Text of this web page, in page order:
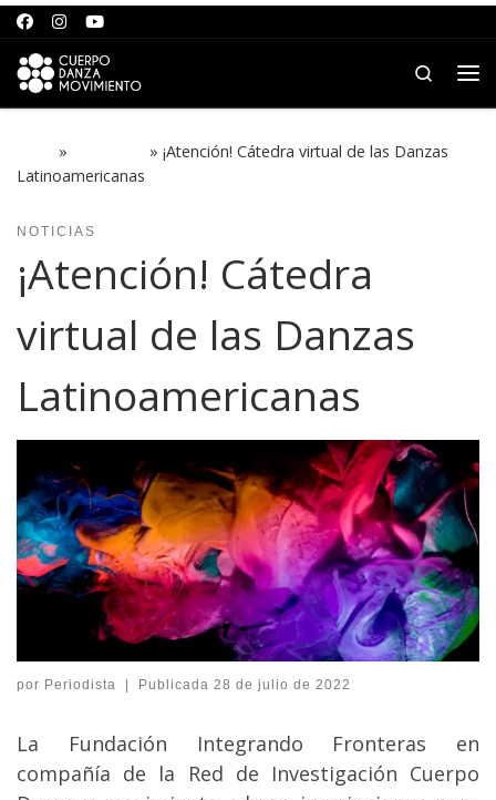
Saltar al contenido
Search
» » ¡Atención! Cátedra virtual de las Danzas
Latinoamericanas
NOTICIAS
¡Atención! Cátedra
virtual de las Danzas
Latinoamericanas
por Periodista Publicada 28 de julio de 2022
La Fundación Integrando Fronteras en
compañía de la Red de Investigación Cuerpo